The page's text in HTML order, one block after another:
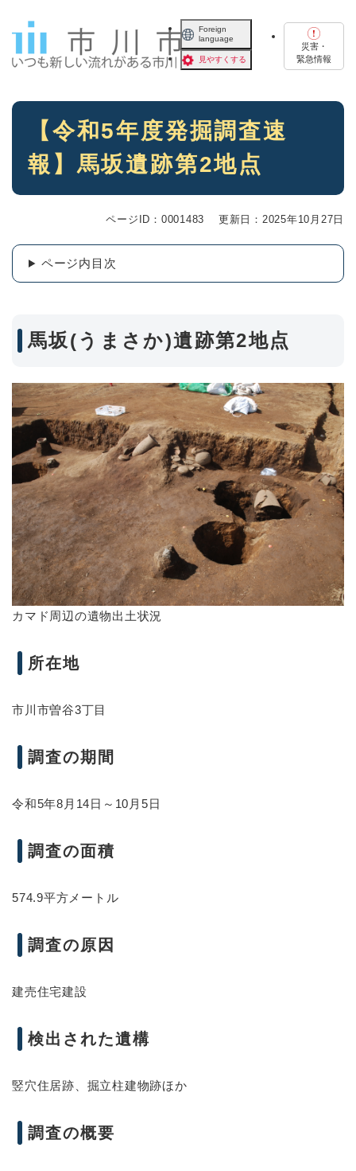
Foreign
language
見やすくする
災害・
緊急情報
本
【令和5年度発掘調査速
報】馬坂遺跡第2地点
ページID：0001483 更新日：2025年10月27日
ページ内目次
馬坂(うまさか)遺跡第2地点
カマド周辺の遺物出土状況
所在地
市川市曽谷3丁目
調査の期間
令和5年8月14日～10月5日
調査の面積
574.9平方メートル
調査の原因
建売住宅建設
検出された遺構
竪穴住居跡、掘立柱建物跡ほか
調査の概要